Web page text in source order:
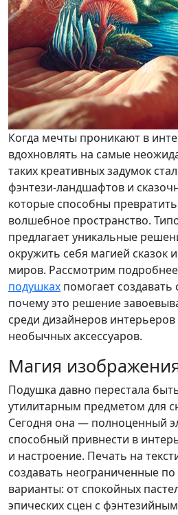
Когда мечты проникают в
вдохновлять на самые
таких креативных задумок
фэнтези-ландшафтов и
которые способны
волшебное пространство.
предлагает уникальные
окружить себя магией сказок
миров. Рассмотрим
подушках помогает
почему это решение
среди дизайнеров
необычных аксессуаров.
Магия
Подушка давно перестала
утилитарным предметом для
Сегодня она — полноценный
способный привнести в
и настроение. Печать на
создавать неограниченные
варианты: от спокойных
эпических сцен с